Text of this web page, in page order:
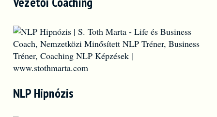
NLP Hipnózis